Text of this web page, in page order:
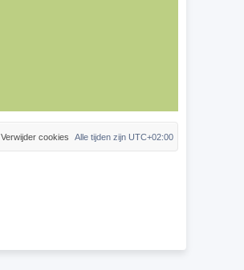
Alle tijden zijn UTC+02:00
Verwijder cookies